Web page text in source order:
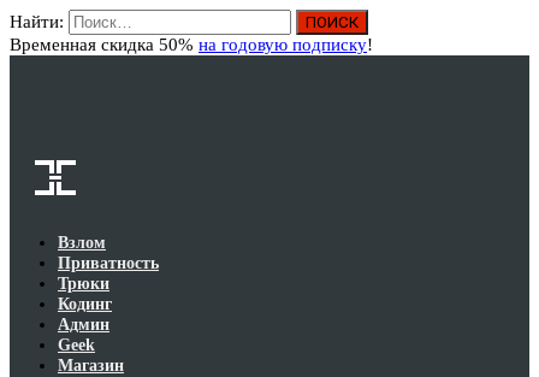
Найти:
Временная скидка 50% на годовую подписку!
Взлом
Приватность
Трюки
Кодинг
Админ
Geek
Магазин